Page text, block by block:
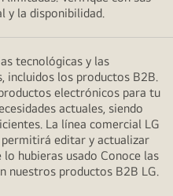
y la disponibilidad.
tecnológicas y las
incluidos los productos B2B.
electrónicos para tu
actuales, siendo
La línea comercial LG
editar y actualizar
hubieras usado Conoce las
nuestros productos B2B LG.